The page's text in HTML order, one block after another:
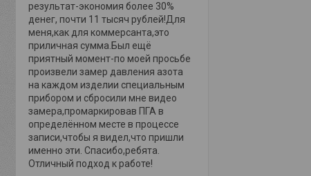
результат-экономия более 30%
денег, почти 11 тысяч рублей!Для
меня,как для коммерсанта,это
приличная сумма.Был ещё
приятный момент-по моей просьбе
произвели замер давления азота
на каждом изделии специальным
прибором и сбросили мне видео
замера,промаркировав ПГА в
определённом месте в процессе
записи,чтобы я видел,что пришли
именно эти. Спасибо,ребята.
Отличный подход к работе!